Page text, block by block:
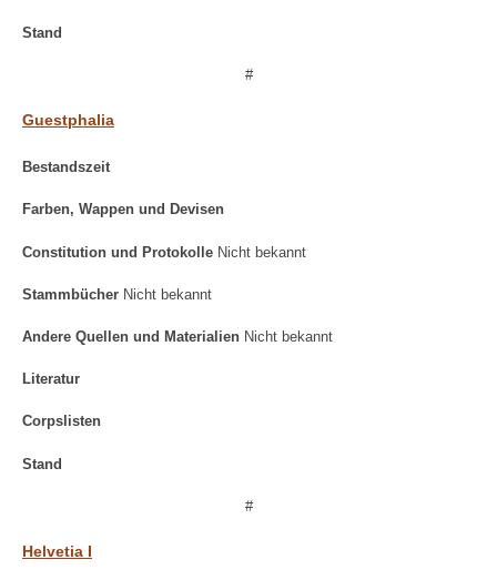
Stand
#
Guestphalia
Bestandszeit
Farben, Wappen und Devisen
Constitution und Protokolle Nicht bekannt
Stammbücher Nicht bekannt
Andere Quellen und Materialien Nicht bekannt
Literatur
Corpslisten
Stand
#
Helvetia I